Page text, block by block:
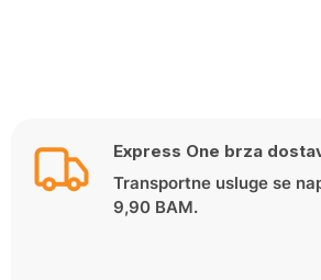
Express One brza
Transportne usluge se
9,90 BAM.